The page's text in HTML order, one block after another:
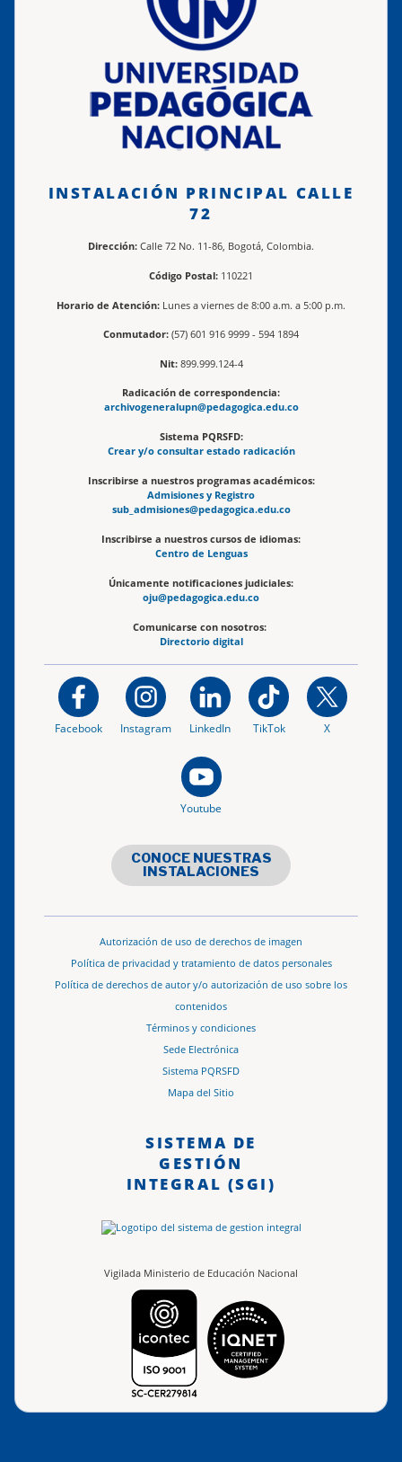
INSTALACIÓN PRINCIPAL CALLE
72
Dirección: Calle 72 No. 11-86, Bogotá, Colombia.
Código Postal: 110221
Horario de Atención: Lunes a viernes de 8:00 a.m. a 5:00 p.m.
Conmutador: (57) 601 916 9999 - 594 1894
Nit:899.999.124-4
Radicación de correspondencia:
archivogeneralupn@pedagogica.edu.co
Sistema PQRSFD:
Crear y/o consultar estado radicación
Inscribirse a nuestros programas académicos:
Admisiones y Registro
sub_admisiones@pedagogica.edu.co
Inscribirse a nuestros cursos de idiomas:
Centro de Lenguas
Únicamente notificaciones judiciales:
oju@pedagogica.edu.co
Comunicarse con nosotros:
Directorio digital
Facebook Instagram LinkedIn TikTok X
Youtube
CONOCE NUESTRAS
INSTALACIONES
Autorización de uso de derechos de imagen
Política de privacidad y tratamiento de datos personales
Política de derechos de autor y/o autorización de uso sobre los
contenidos
Términos y condiciones
Sede Electrónica
Sistema PQRSFD
Mapa del Sitio
SISTEMA DE
GESTIÓN
INTEGRAL (SGI)
Vigilada Ministerio de Educación Nacional